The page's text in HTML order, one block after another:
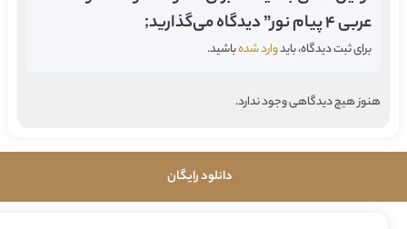
عربی 4 پیام نور” دیدگاه می‌گذارید;
برای ثبت دیدگاه، بایدوارد شدهباشید.
هنوز هیچ دیدگاهی وجود ندارد.
دانلود رایگان